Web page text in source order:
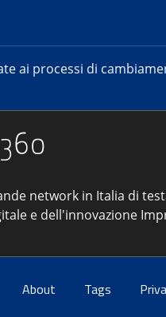
ai processi di
network in Italia di
e dell'innovazione
About Tags